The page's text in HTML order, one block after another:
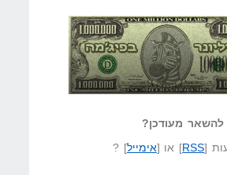
שאל שאלה בפיג'מה
מעודכן?
[
RSS] או [אימייל] ?